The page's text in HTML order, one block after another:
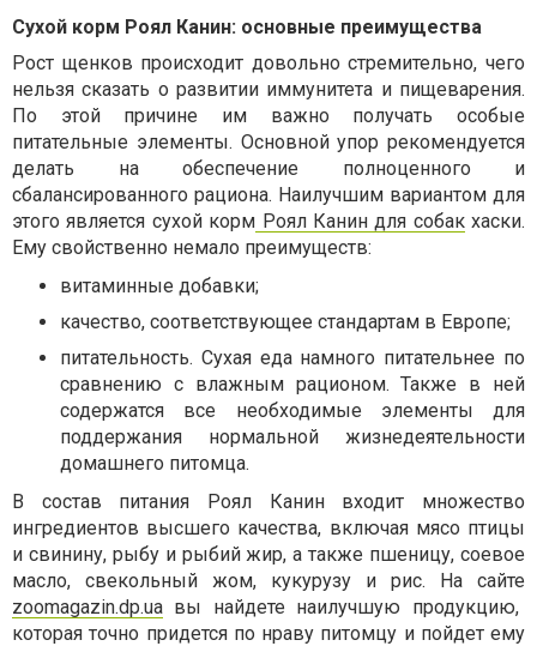
Сухой корм Роял Канин: основные преимущества
Рост щенков происходит довольно стремительно, чего
нельзя сказать о развитии иммунитета и пищеварения.
По этой причине им важно получать особые
питательные элементы. Основной упор рекомендуется
делать на обеспечение полноценного и
сбалансированного рациона. Наилучшим вариантом для
этого является сухой корм Роял Канин для собакхаски.
Ему свойственно немало преимуществ:
витаминные добавки;
качество, соответствующее стандартам в Европе;
питательность. Сухая еда намного питательнее по
сравнению с влажным рационом. Также в ней
содержатся все необходимые элементы для
поддержания нормальной жизнедеятельности
домашнего питомца.
В состав питания Роял Канин входит множество
ингредиентов высшего качества, включая мясо птицы
и свинину, рыбу и рыбий жир, а также пшеницу, соевое
масло, свекольный жом, кукурузу и рис. На сайте
zoomagazin.dp.ua вы найдете наилучшую продукцию,
которая точно придется по нраву питомцу и пойдет ему